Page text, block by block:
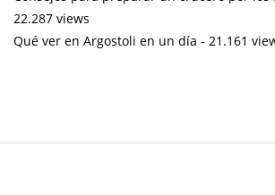
22.287 views
Qué ver en Argostoli en un día - 21.161